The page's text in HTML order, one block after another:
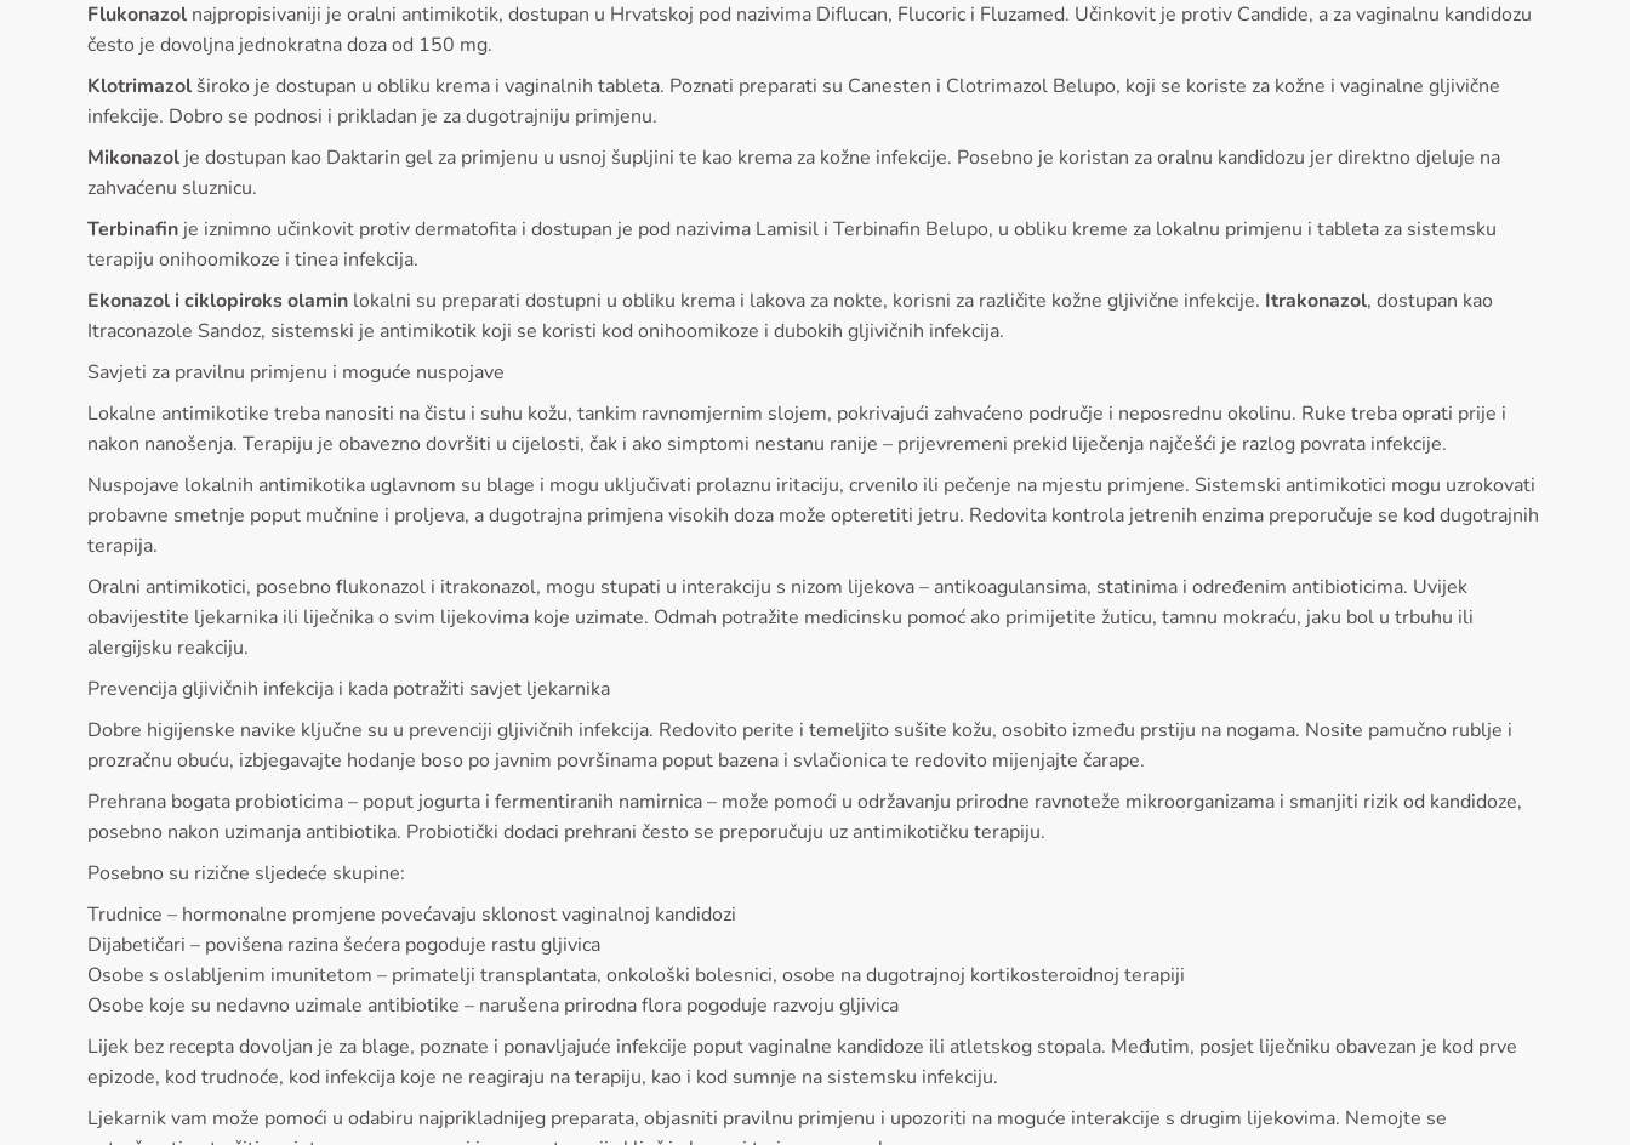
Flukonazol najpropisivaniji je oralni antimikotik, dostupan u Hrvatskoj pod nazivima Diflucan, Flucoric i Fluzamed. Učinkovit je protiv Candide, a za vaginalnu kandidozu
često je dovoljna jednokratna doza od 150 mg.
Klotrimazol široko je dostupan u obliku krema i vaginalnih tableta. Poznati preparati su Canesten i Clotrimazol Belupo, koji se koriste za kožne i vaginalne gljivične
infekcije. Dobro se podnosi i prikladan je za dugotrajniju primjenu.
Mikonazolje dostupan kao Daktarin gel za primjenu u usnoj šupljini te kao krema za kožne infekcije. Posebno je koristan za oralnu kandidozu jer direktno djeluje na
zahvaćenu sluznicu.
Terbinafinje iznimno učinkovit protiv dermatofita i dostupan je pod nazivima Lamisil i Terbinafin Belupo, u obliku kreme za lokalnu primjenu i tableta za sistemsku
terapiju onihoomikoze i tinea infekcija.
Ekonazol i ciklopiroks olamin lokalni su preparati dostupni u obliku krema i lakova za nokte, korisni za različite kožne gljivične infekcije. Itrakonazol, dostupan kao
Itraconazole Sandoz, sistemski je antimikotik koji se koristi kod onihoomikoze i dubokih gljivičnih infekcija.
Savjeti za pravilnu primjenu i moguće nuspojave
Lokalne antimikotike treba nanositi na čistu i suhu kožu, tankim ravnomjernim slojem, pokrivajući zahvaćeno područje i neposrednu okolinu. Ruke treba oprati prije i
nakon nanošenja. Terapiju je obavezno dovršiti u cijelosti, čak i ako simptomi nestanu ranije – prijevremeni prekid liječenja najčešći je razlog povrata infekcije.
Nuspojave lokalnih antimikotika uglavnom su blage i mogu uključivati prolaznu iritaciju, crvenilo ili pečenje na mjestu primjene. Sistemski antimikotici mogu uzrokovati
probavne smetnje poput mučnine i proljeva, a dugotrajna primjena visokih doza može opteretiti jetru. Redovita kontrola jetrenih enzima preporučuje se kod dugotrajnih
terapija.
Oralni antimikotici, posebno flukonazol i itrakonazol, mogu stupati u interakciju s nizom lijekova – antikoagulansima, statinima i određenim antibioticima. Uvijek
obavijestite ljekarnika ili liječnika o svim lijekovima koje uzimate. Odmah potražite medicinsku pomoć ako primijetite žuticu, tamnu mokraću, jaku bol u trbuhu ili
alergijsku reakciju.
Prevencija gljivičnih infekcija i kada potražiti savjet ljekarnika
Dobre higijenske navike ključne su u prevenciji gljivičnih infekcija. Redovito perite i temeljito sušite kožu, osobito između prstiju na nogama. Nosite pamučno rublje i
prozračnu obuću, izbjegavajte hodanje boso po javnim površinama poput bazena i svlačionica te redovito mijenjajte čarape.
Prehrana bogata probioticima – poput jogurta i fermentiranih namirnica – može pomoći u održavanju prirodne ravnoteže mikroorganizama i smanjiti rizik od kandidoze,
posebno nakon uzimanja antibiotika. Probiotički dodaci prehrani često se preporučuju uz antimikotičku terapiju.
Posebno su rizične sljedeće skupine:
Trudnice – hormonalne promjene povećavaju sklonost vaginalnoj kandidozi
Dijabetičari – povišena razina šećera pogoduje rastu gljivica
Osobe s oslabljenim imunitetom – primatelji transplantata, onkološki bolesnici, osobe na dugotrajnoj kortikosteroidnoj terapiji
Osobe koje su nedavno uzimale antibiotike – narušena prirodna flora pogoduje razvoju gljivica
Lijek bez recepta dovoljan je za blage, poznate i ponavljajuće infekcije poput vaginalne kandidoze ili atletskog stopala. Međutim, posjet liječniku obavezan je kod prve
epizode, kod trudnoće, kod infekcija koje ne reagiraju na terapiju, kao i kod sumnje na sistemsku infekciju.
Ljekarnik vam može pomoći u odabiru najprikladnijeg preparata, objasniti pravilnu primjenu i upozoriti na moguće interakcije s drugim lijekovima. Nemojte se